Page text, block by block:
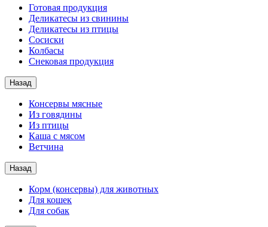
Готовая продукция
Деликатесы из свинины
Деликатесы из птицы
Сосиски
Колбасы
Снековая продукция
Назад
Консервы мясные
Из говядины
Из птицы
Каша с мясом
Ветчина
Назад
Корм (консервы) для животных
Для кошек
Для собак